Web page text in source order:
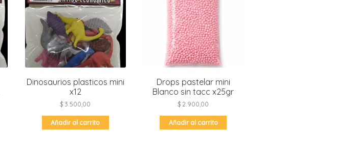
Dinosaurios plasticos mini
x12
$3.500,00
Añadir al carrito
Drops pastelar mini
Blanco sin tacc x25gr
$2.900,00
Añadir al carrito